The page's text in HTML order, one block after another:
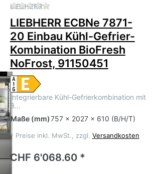
LIEBHERR Zu diesem Produkt liegen
LIEBHERR ECBNe 7871-
20 Einbau Kühl-Gefrier-
Kombination BioFresh
NoFrost, 91150451
Integrierbare Kühl-Gefrierkombination mit
B…
Maße (mm)757 x 2027 x 610 (B/H/T)
* Preise inkl. MwSt., zzgl. Versandkosten
CHF 6'068.60 *